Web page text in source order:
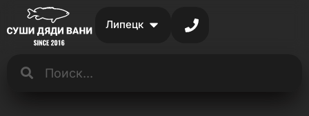
Липецк